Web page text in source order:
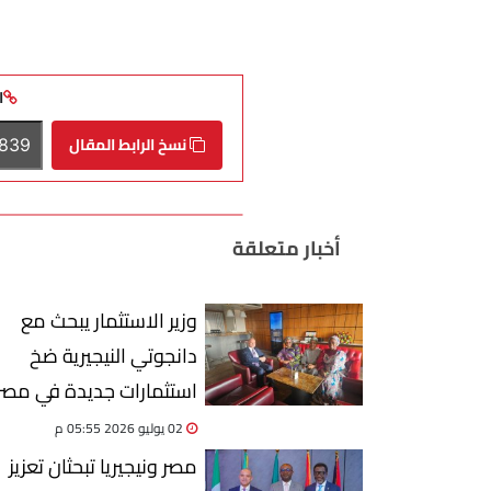
نسخ الرابط المقال
أخبار متعلقة
وزير الاستثمار يبحث مع
دانجوتي النيجيرية ضخ
استثمارات جديدة في
مصر ونيجيريا تبحثان تعزيز